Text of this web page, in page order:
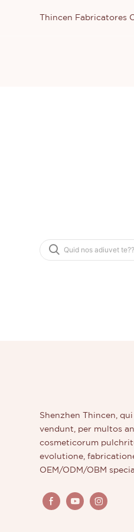
Thincen Fabricatores
Shenzhen Thincen,
vendunt, per multos
cosmeticorum
evolutione,
OEM/ODM/OBM